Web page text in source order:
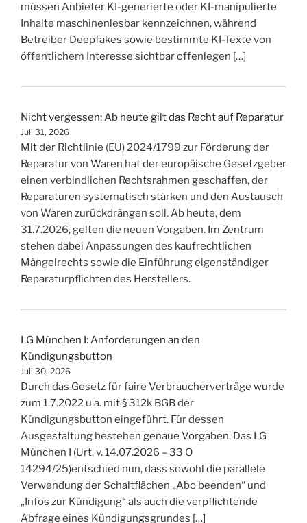
müssen Anbieter KI-generierte oder KI-manipulierte
Inhalte maschinenlesbar kennzeichnen, während
Betreiber Deepfakes sowie bestimmte KI-Texte von
öffentlichem Interesse sichtbar offenlegen […]
Nicht vergessen: Ab heute gilt das Recht auf Reparatur
Juli 31, 2026
Mit der Richtlinie (EU) 2024/1799 zur Förderung der
Reparatur von Waren hat der europäische Gesetzgeber
einen verbindlichen Rechtsrahmen geschaffen, der
Reparaturen systematisch stärken und den Austausch
von Waren zurückdrängen soll. Ab heute, dem
31.7.2026, gelten die neuen Vorgaben. Im Zentrum
stehen dabei Anpassungen des kaufrechtlichen
Mängelrechts sowie die Einführung eigenständiger
Reparaturpflichten des Herstellers.
LG München I: Anforderungen an den
Kündigungsbutton
Juli 30, 2026
Durch das Gesetz für faire Verbraucherverträge wurde
zum 1.7.2022 u.a. mit § 312k BGB der
Kündigungsbutton eingeführt. Für dessen
Ausgestaltung bestehen genaue Vorgaben. Das LG
München I (Urt. v. 14.07.2026 – 33 O
14294/25)entschied nun, dass sowohl die parallele
Verwendung der Schaltflächen „Abo beenden“ und
„Infos zur Kündigung“ als auch die verpflichtende
Abfrage eines Kündigungsgrundes […]